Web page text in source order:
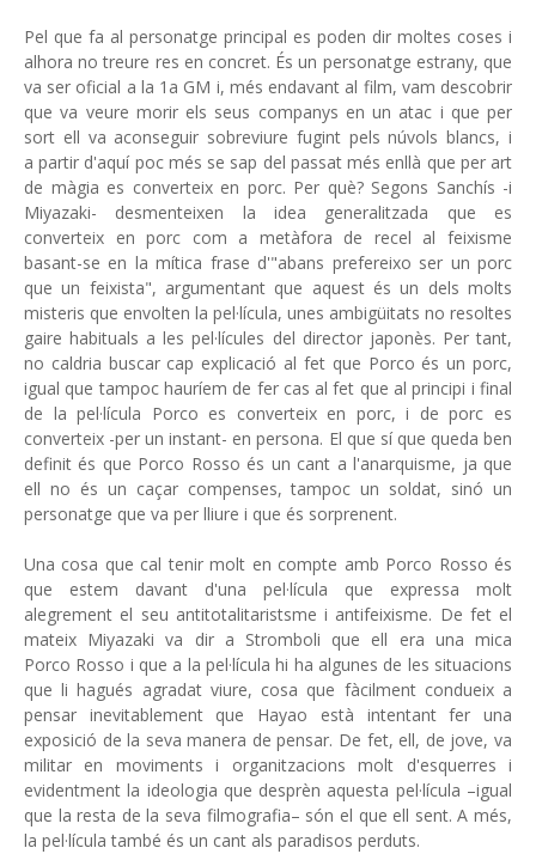
Pel que fa al personatge principal es poden dir moltes coses i
alhora no treure res en concret. És un personatge estrany, que
va ser oficial a la 1a GM i, més endavant al film, vam descobrir
que va veure morir els seus companys en un atac i que per
sort ell va aconseguir sobreviure fugint pels núvols blancs, i
a partir d'aquí poc més se sap del passat més enllà que per art
de màgia es converteix en porc. Per què? Segons Sanchís -i
Miyazaki- desmenteixen la idea generalitzada que es
converteix en porc com a metàfora de recel al feixisme
basant-se en la mítica frase d'"abans prefereixo ser un porc
que un feixista", argumentant que aquest és un dels molts
misteris que envolten la pel·lícula, unes ambigüitats no resoltes
gaire habituals a les pel·lícules del director japonès. Per tant,
no caldria buscar cap explicació al fet que Porco és un porc,
igual que tampoc hauríem de fer cas al fet que al principi i final
de la pel·lícula Porco es converteix en porc, i de porc es
converteix -per un instant- en persona. El que sí que queda ben
definit és que Porco Rosso és un cant a l'anarquisme, ja que
ell no és un caçar compenses, tampoc un soldat, sinó un
personatge que va per lliure i que és sorprenent.
Una cosa que cal tenir molt en compte amb Porco Rosso és
que estem davant d'una pel·lícula que expressa molt
alegrement el seu antitotalitaristsme i antifeixisme. De fet el
mateix Miyazaki va dir a Stromboli que ell era una mica
Porco Rosso i que a la pel·lícula hi ha algunes de les situacions
que li hagués agradat viure, cosa que fàcilment condueix a
pensar inevitablement que Hayao està intentant fer una
exposició de la seva manera de pensar. De fet, ell, de jove, va
militar en moviments i organitzacions molt d'esquerres i
evidentment la ideologia que desprèn aquesta pel·lícula –igual
que la resta de la seva filmografia– són el que ell sent. A més,
la pel·lícula també és un cant als paradisos perduts.